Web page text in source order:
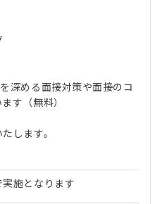
深める面接対策や面接のコ
す（無料）
します。
施となります